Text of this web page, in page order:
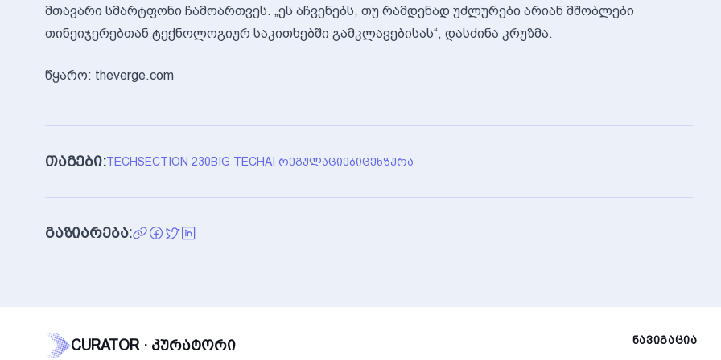
მთავარი სმარტფონი ჩამოართვეს. „ეს აჩვენებს, თუ რამდენად უძლურები არიან მშობლები
თინეიჯერებთან ტექნოლოგიურ საკითხებში გამკლავებისას“, დასძინა კრუზმა.
წყარო: theverge.com
თაგები:TECHSECTION 230BIG TECHAI ᲠᲔᲒᲣᲚᲐᲪᲘᲔᲑᲘᲪᲔᲜᲖᲣᲠᲐ
გაზიარება:
CURATOR · კურატორი ᲜᲐᲕᲘᲒᲐᲪᲘᲐ